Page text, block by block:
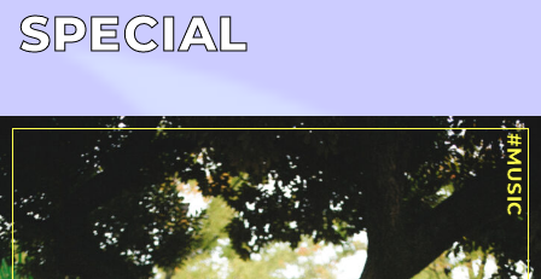
SPECIAL
#MUSIC